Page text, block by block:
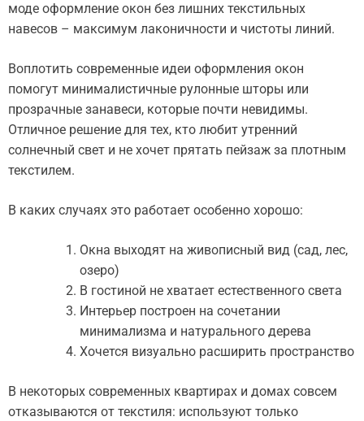
моде оформление окон без лишних текстильных
навесов – максимум лаконичности и чистоты линий.
Воплотить современные идеи оформления окон
помогут минималистичные рулонные шторы или
прозрачные занавеси, которые почти невидимы.
Отличное решение для тех, кто любит утренний
солнечный свет и не хочет прятать пейзаж за плотным
текстилем.
В каких случаях это работает особенно хорошо:
Окна выходят на живописный вид (сад, лес,
озеро)
В гостиной не хватает естественного света
Интерьер построен на сочетании
минимализма и натурального дерева
Хочется визуально расширить пространство
В некоторых современных квартирах и домах совсем
отказываются от текстиля: используют только